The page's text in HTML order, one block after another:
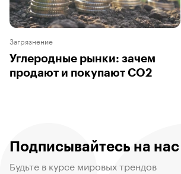
Загрязнение
Углеродные рынки: зачем
продают и покупают СО2
Подписывайтесь на нас
Будьте в курсе мировых трендов